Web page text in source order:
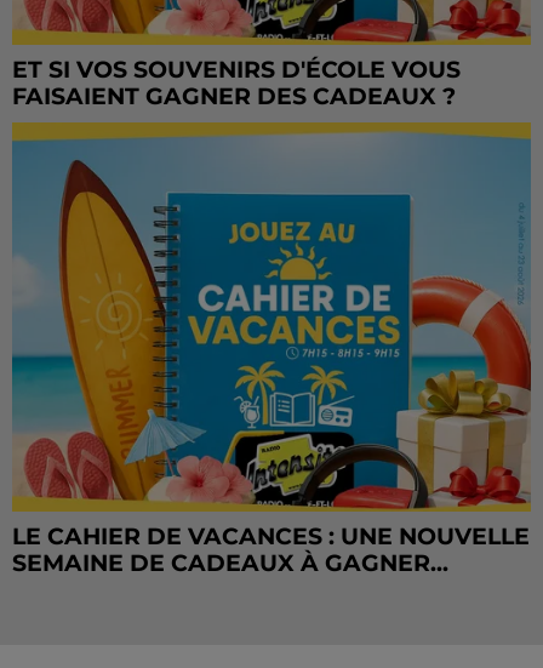
ET SI VOS SOUVENIRS D'ÉCOLE VOUS
FAISAIENT GAGNER DES CADEAUX ?
LE CAHIER DE VACANCES : UNE NOUVELLE
SEMAINE DE CADEAUX À GAGNER...